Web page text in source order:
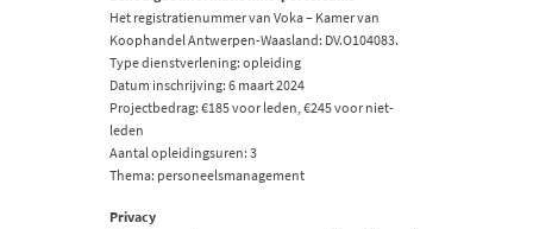
Het registratienummer van Voka – Kamer van
Koophandel Antwerpen-Waasland: DV.O104083.
Type dienstverlening: opleiding
Datum inschrijving: 6 maart 2024
Projectbedrag: €185 voor leden, €245 voor niet-
leden
Aantal opleidingsuren: 3
Thema: personeelsmanagement
Privacy